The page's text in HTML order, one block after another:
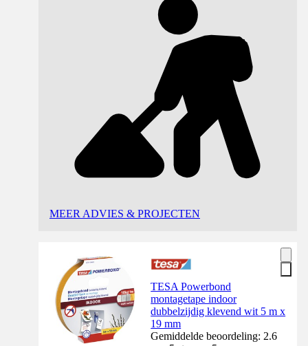
MEER ADVIES & PROJECTEN
TESA Powerbond
montagetape indoor
dubbelzijdig klevend wit 5 m x
19 mm
Gemiddelde beoordeling: 2.6